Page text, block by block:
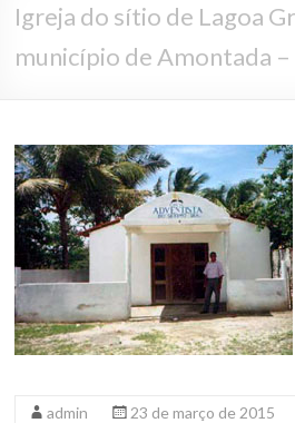
Igreja do sítio de Lagoa
município de Amontada –
admin
23 de março de 2015